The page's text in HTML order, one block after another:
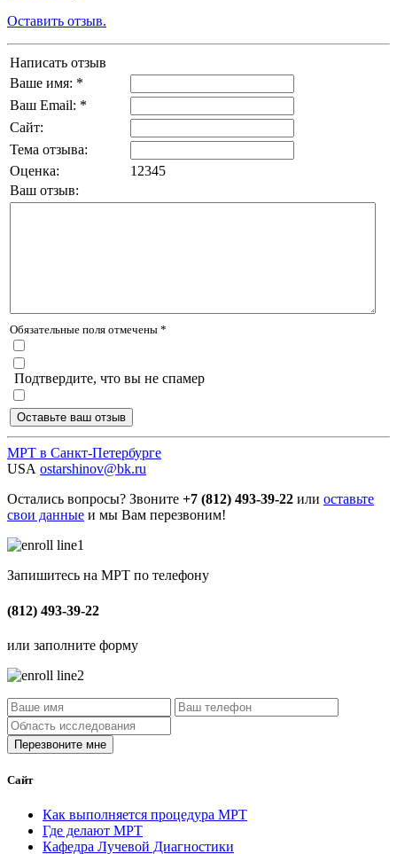
Оставить отзыв.
Написать отзыв
Ваше имя: *
Ваш Email: *
Сайт:
Тема отзыва:
Оценка:
1 2345
Ваш отзыв:
Обязательные поля отмечены *
Подтвердите, что вы не спамер
МРТ в Санкт-Петербурге
USA ostarshinov@bk.ru
Остались вопросы? Звоните +7 (812) 493-39-22 или оставьте
свои данные и мы Вам перезвоним!
Запишитесь на МРТ по телефону
(812) 493-39-22
или заполните форму
Сайт
Как выполняется процедура МРТ
Где делают МРТ
Кафедра Лучевой Диагностики